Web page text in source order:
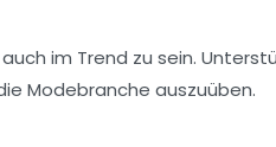
im Trend zu sein.
Modebranche auszuüben.